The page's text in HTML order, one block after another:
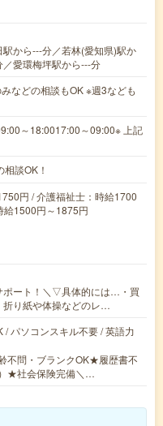
から---分／若林(愛知県)駅か
愛環梅坪駅から---分
などの相談もOK ※週3なども
～18:0017:00～09:00※ 上記
談OK！
円 / 介護福祉士：時給1700
給1500円～1875円
ポート！＼▽具体的には…・買
折り紙や体操などのレ…
/ パソコンスキル不要 / 英語力
不問・ブランクOK★履歴書不
★社会保険完備＼…